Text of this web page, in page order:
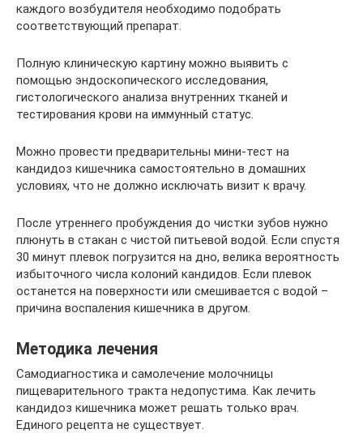
каждого возбудителя необходимо подобрать
соответствующий препарат.
Полную клиническую картину можно выявить с
помощью эндоскопического исследования,
гистологического анализа внутренних тканей и
тестирования крови на иммунный статус.
Можно провести предварительны мини-тест на
кандидоз кишечника самостоятельно в домашних
условиях, что не должно исключать визит к врачу.
После утреннего пробуждения до чистки зубов нужно
плюнуть в стакан с чистой питьевой водой. Если спустя
30 минут плевок погрузится на дно, велика вероятность
избыточного числа колоний кандидов. Если плевок
останется на поверхности или смешивается с водой –
причина воспаления кишечника в другом.
Методика лечения
Самодиагностика и самолечение молочницы
пищеварительного тракта недопустима. Как лечить
кандидоз кишечника может решать только врач.
Единого рецепта не существует.